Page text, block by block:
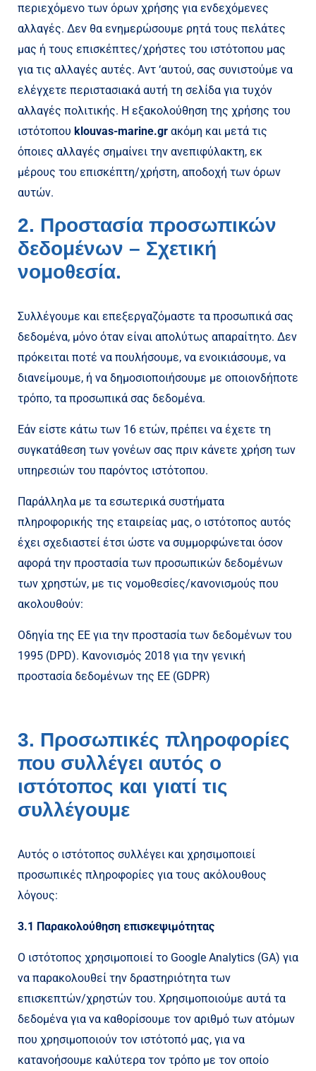
περιεχόμενο των όρων χρήσης για ενδεχόμενες
αλλαγές. Δεν θα ενημερώσουμε ρητά τους πελάτες
μας ή τους επισκέπτες/χρήστες του ιστότοπου μας
για τις αλλαγές αυτές. Αντ ‘αυτού, σας συνιστούμε να
ελέγχετε περιστασιακά αυτή τη σελίδα για τυχόν
αλλαγές πολιτικής. Η εξακολούθηση της χρήσης του
ιστότοπου klouvas-marine.gr ακόμη και μετά τις
όποιες αλλαγές σημαίνει την ανεπιφύλακτη, εκ
μέρους του επισκέπτη/χρήστη, αποδοχή των όρων
αυτών.
2. Προστασία προσωπικών
δεδομένων – Σχετική
νομοθεσία.
Συλλέγουμε και επεξεργαζόμαστε τα προσωπικά σας
δεδομένα, μόνο όταν είναι απολύτως απαραίτητο. Δεν
πρόκειται ποτέ να πουλήσουμε, να ενοικιάσουμε, να
διανείμουμε, ή να δημοσιοποιήσουμε με οποιονδήποτε
τρόπο, τα προσωπικά σας δεδομένα.
Εάν είστε κάτω των 16 ετών, πρέπει να έχετε τη
συγκατάθεση των γονέων σας πριν κάνετε χρήση των
υπηρεσιών του παρόντος ιστότοπου.
Παράλληλα με τα εσωτερικά συστήματα
πληροφορικής της εταιρείας μας, ο ιστότοπος αυτός
έχει σχεδιαστεί έτσι ώστε να συμμορφώνεται όσον
αφορά την προστασία των προσωπικών δεδομένων
των χρηστών, με τις νομοθεσίες/κανονισμούς που
ακολουθούν:
Οδηγία της ΕΕ για την προστασία των δεδομένων του
1995 (DPD). Κανονισμός 2018 για την γενική
προστασία δεδομένων της ΕΕ (GDPR)
3. Προσωπικές πληροφορίες
που συλλέγει αυτός ο
ιστότοπος και γιατί τις
συλλέγουμε
Αυτός ο ιστότοπος συλλέγει και χρησιμοποιεί
προσωπικές πληροφορίες για τους ακόλουθους
λόγους:
3.1 Παρακολούθηση επισκεψιμότητας
Ο ιστότοπος χρησιμοποιεί το Google Analytics (GA) για
να παρακολουθεί την δραστηριότητα των
επισκεπτών/χρηστών του. Χρησιμοποιούμε αυτά τα
δεδομένα για να καθορίσουμε τον αριθμό των ατόμων
που χρησιμοποιούν τον ιστότοπό μας, για να
κατανοήσουμε καλύτερα τον τρόπο με τον οποίο